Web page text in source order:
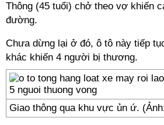
Thông (45 tuổi) chở theo vợ khiến
đường.
Chưa dừng lại ở đó, ô tô này tiếp
khác khiến 4 người bị thương.
Giao thông qua khu vực ủn ứ.